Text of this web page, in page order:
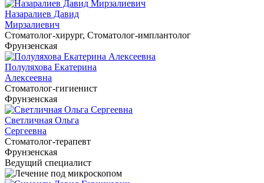
Назаралиев Давид
Мирзалиевич
Cтоматолог-хирург, Cтоматолог-имплантолог
Фрунзенская
Полуляхова Екатерина
Алексеевна
Cтоматолог-гигиенист
Фрунзенская
Светличная Ольга
Сергеевна
Cтоматолог-терапевт
Фрунзенская
Ведущий специалист